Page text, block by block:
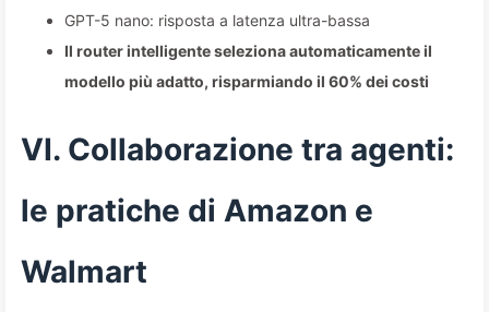
GPT-5 nano: risposta a latenza ultra-bassa
Il router intelligente seleziona automaticamente il
modello più adatto, risparmiando il 60% dei costi
VI. Collaborazione tra agenti:
le pratiche di Amazon e
Walmart